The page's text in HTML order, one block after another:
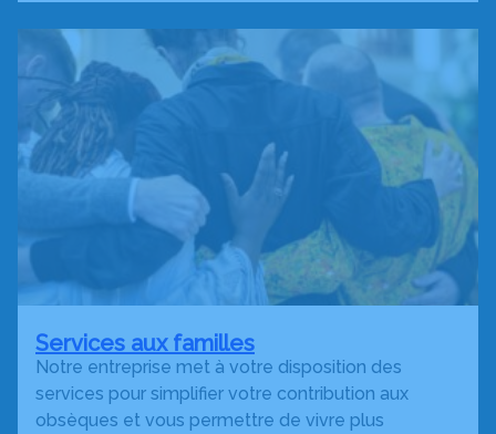
Services aux familles
Notre entreprise met à votre disposition des
services pour simplifier votre contribution aux
obsèques et vous permettre de vivre plus